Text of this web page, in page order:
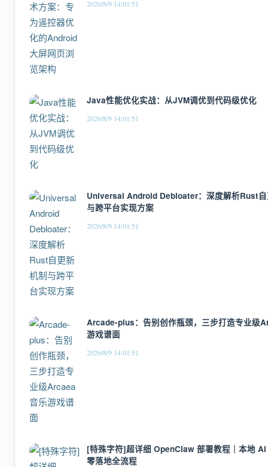
2026/8/9 14:01:51
Java性能优化实战：从JVM调优到代码级优化
2026/8/9 14:01:51
Universal Android Debloater：深度解析Rust
与跨平台实现方案
2026/8/9 14:01:51
Arcade-plus：告别创作瓶颈，三步打造专业级
游戏谱面
2026/8/9 14:01:51
[特殊字符]超详细 OpenClaw 部署教程｜本地
零落地全流程